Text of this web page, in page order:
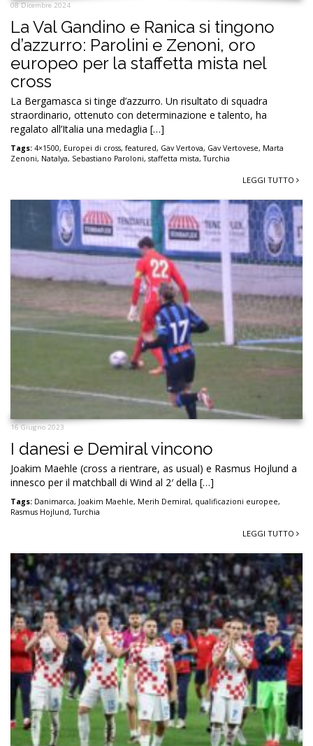
08 Dicembre 2024
La Val Gandino e Ranica si tingono
d’azzurro: Parolini e Zenoni, oro
europeo per la staffetta mista nel
cross
La Bergamasca si tinge d’azzurro. Un risultato di squadra
straordinario, ottenuto con determinazione e talento, ha
regalato all’Italia una medaglia […]
Tags: 4×1500, Europei di cross, featured, Gav Vertova, Gav Vertovese, Marta
Zenoni, Natalya, Sebastiano Paroloni, staffetta mista,Turchia
LEGGI TUTTO
16 Giugno 2023
I danesi e Demiral vincono
Joakim Maehle (cross a rientrare, as usual) e Rasmus Hojlund a
innesco per il matchball di Wind al 2′ della […]
Tags: Danimarca, Joakim Maehle, Merih Demiral, qualificazioni europee,
Rasmus Hojlund,Turchia
LEGGI TUTTO